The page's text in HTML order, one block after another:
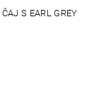
S EARL GREY